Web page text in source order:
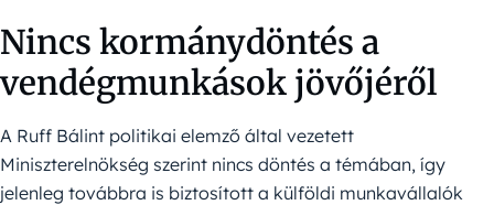
Nincs kormánydöntés a
vendégmunkások jövőjéről
A Ruff Bálint politikai elemző által vezetett
Miniszterelnökség szerint nincs döntés a témában, így
jelenleg továbbra is biztosított a külföldi munkavállalók